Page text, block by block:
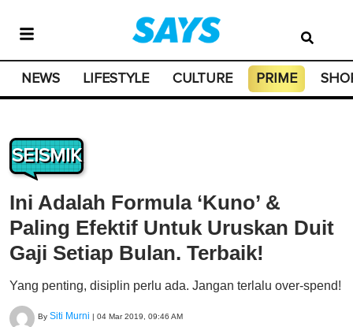
NEWS LIFESTYLE CULTURE PRIME
SEISMIK
Ini Adalah Formula ‘Kuno’ &
Paling Efektif Untuk Uruskan Duit
Gaji Setiap Bulan. Terbaik!
Yang penting, disiplin perlu ada. Jangan terlalu over-spend!
By Siti Murni | 04 Mar 2019, 09:46 AM